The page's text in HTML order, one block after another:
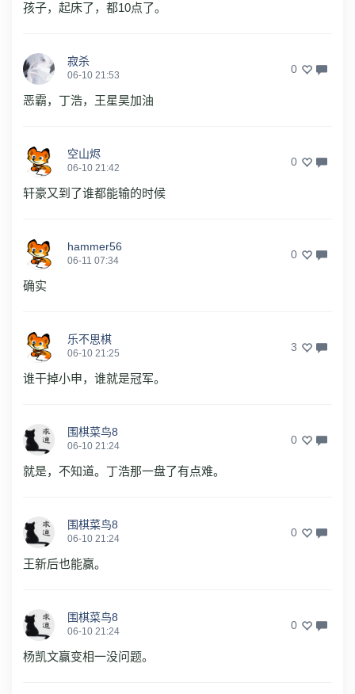
孩子，起床了，都10点了。
寂杀
06-10 21:53 0
恶霸，丁浩，王星昊加油
空山烬
06-10 21:42 0
轩豪又到了谁都能输的时候
hammer56
06-11 07:34 0
确实
乐不思棋
06-10 21:25 3
谁干掉小申，谁就是冠军。
围棋菜鸟8
06-10 21:24 0
就是，不知道。丁浩那一盘了有点难。
围棋菜鸟8
06-10 21:24 0
王新后也能赢。
围棋菜鸟8
06-10 21:24 0
杨凯文赢变相一没问题。